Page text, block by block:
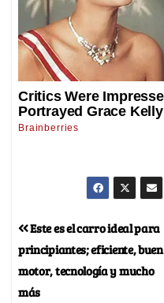
Este es el carro ideal para
principiantes; eficiente, buen
motor, tecnología y mucho
más